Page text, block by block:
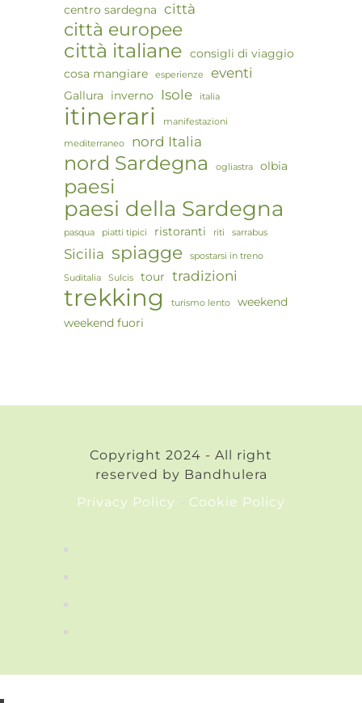
centro sardegna città
città europee
città italiane consigli di viaggio
cosa mangiare
esperienze eventi
Gallura inverno Isole italia
itinerari manifestazioni
mediterraneo nord Italia
nord Sardegna ogliastra olbia
paesi
paesi della Sardegna
pasqua piatti tipici ristoranti riti sarrabus
Sicilia spiagge spostarsi in treno
Suditalia Sulcis tour tradizioni
trekking turismo lento
weekend
weekend fuori
Copyright 2024 - All right
reserved by Bandhulera
Privacy Policy
Cookie Policy